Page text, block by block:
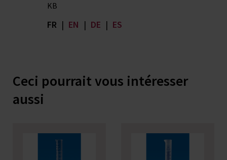
KB
FR | EN | DE | ES
Ceci pourrait vous intéresser
aussi